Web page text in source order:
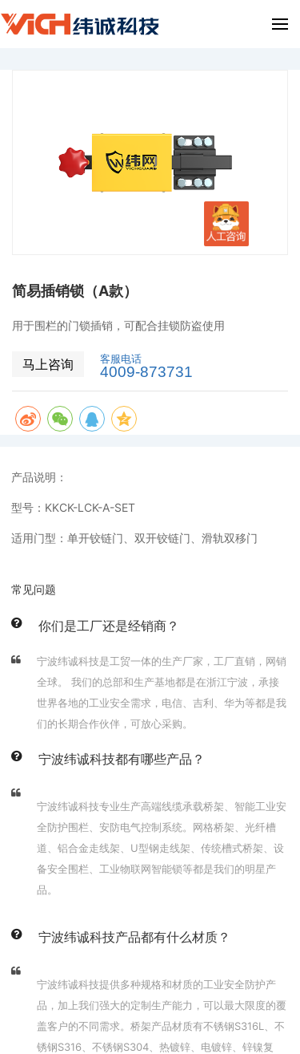
简易插销锁（A款）
用于围栏的门锁插销，可配合挂锁防盗使用
马上咨询 客服电话
4009-873731
产品说明：
型号：KKCK-LCK-A-SET
适用门型：单开铰链门、双开铰链门、滑轨双移门
常见问题
你们是工厂还是经销商？
宁波纬诚科技是工贸一体的生产厂家，工厂直销，网销
全球。 我们的总部和生产基地都是在浙江宁波，承接
世界各地的工业安全需求，电信、吉利、华为等都是我
们的长期合作伙伴，可放心采购。
宁波纬诚科技都有哪些产品？
宁波纬诚科技专业生产高端线缆承载桥架、智能工业安
全防护围栏、安防电气控制系统。网格桥架、光纤槽
道、铝合金走线架、U型钢走线架、传统槽式桥架、设
备安全围栏、工业物联网智能锁等都是我们的明星产
品。
宁波纬诚科技产品都有什么材质？
宁波纬诚科技提供多种规格和材质的工业安全防护产
品，加上我们强大的定制生产能力，可以最大限度的覆
盖客户的不同需求。桥架产品材质有不锈钢S316L、不
锈钢S316、不锈钢S304、热镀锌、电镀锌、锌镍复